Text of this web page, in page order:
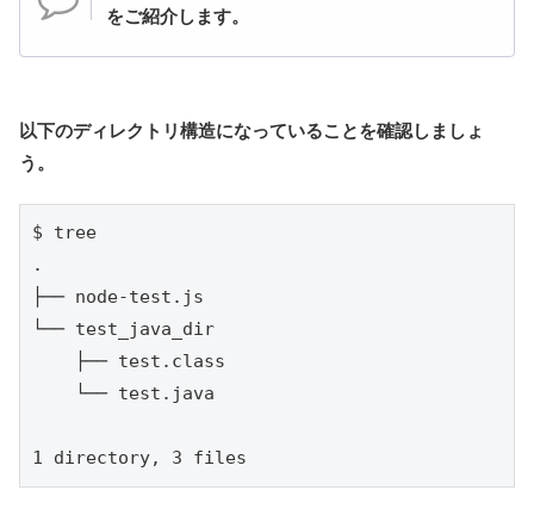
をご紹介します。
以下のディレクトリ構造になっていることを確認しましょ
う。
$ tree
.
├── node-test.js
└── test_java_dir
    ├── test.class
    └── test.java
1 directory, 3 files